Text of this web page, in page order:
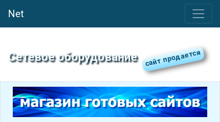
Net
Сетевое оборудование